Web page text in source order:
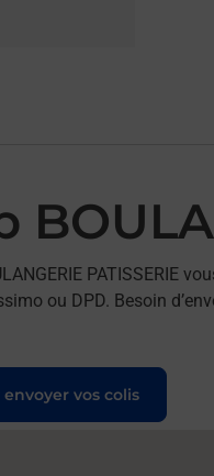
PATISSERIE
ou DPD. Besoin
vos colis